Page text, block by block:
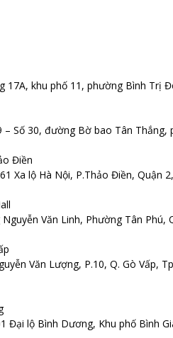
17A, khu phố 11, phường Bình Trị
Số 30, đường Bờ bao Tân Thắng,
Điền
Xa lộ Hà Nội, P.Thảo Điền, Quận
Văn Linh, Phường Tân Phú,
Văn Lượng, P.10, Q. Gò Vấp,
Đại lộ Bình Dương, Khu phố Bình